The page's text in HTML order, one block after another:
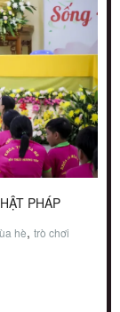
PHÁP
hè, trò chơi